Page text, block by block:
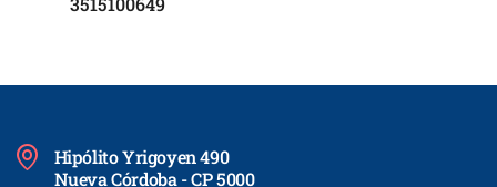
Hipólito Yrigoyen 490
Nueva Córdoba - CP 5000